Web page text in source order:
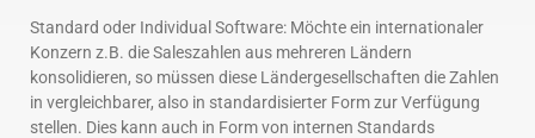
Standard oder Individual Software: Möchte ein internationaler
Konzern z.B. die Saleszahlen aus mehreren Ländern
konsolidieren, so müssen diese Ländergesellschaften die Zahlen
in vergleichbarer, also in standardisierter Form zur Verfügung
stellen. Dies kann auch in Form von internen Standards